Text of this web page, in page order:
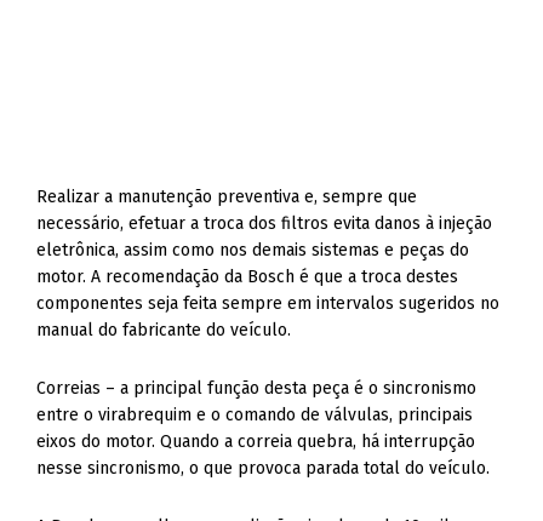
Realizar a manutenção preventiva e, sempre que
necessário, efetuar a troca dos filtros evita danos à injeção
eletrônica, assim como nos demais sistemas e peças do
motor. A recomendação da Bosch é que a troca destes
componentes seja feita sempre em intervalos sugeridos no
manual do fabricante do veículo.
Correias – a principal função desta peça é o sincronismo
entre o virabrequim e o comando de válvulas, principais
eixos do motor. Quando a correia quebra, há interrupção
nesse sincronismo, o que provoca parada total do veículo.